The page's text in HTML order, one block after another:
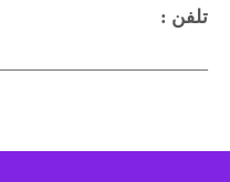
تلفن :